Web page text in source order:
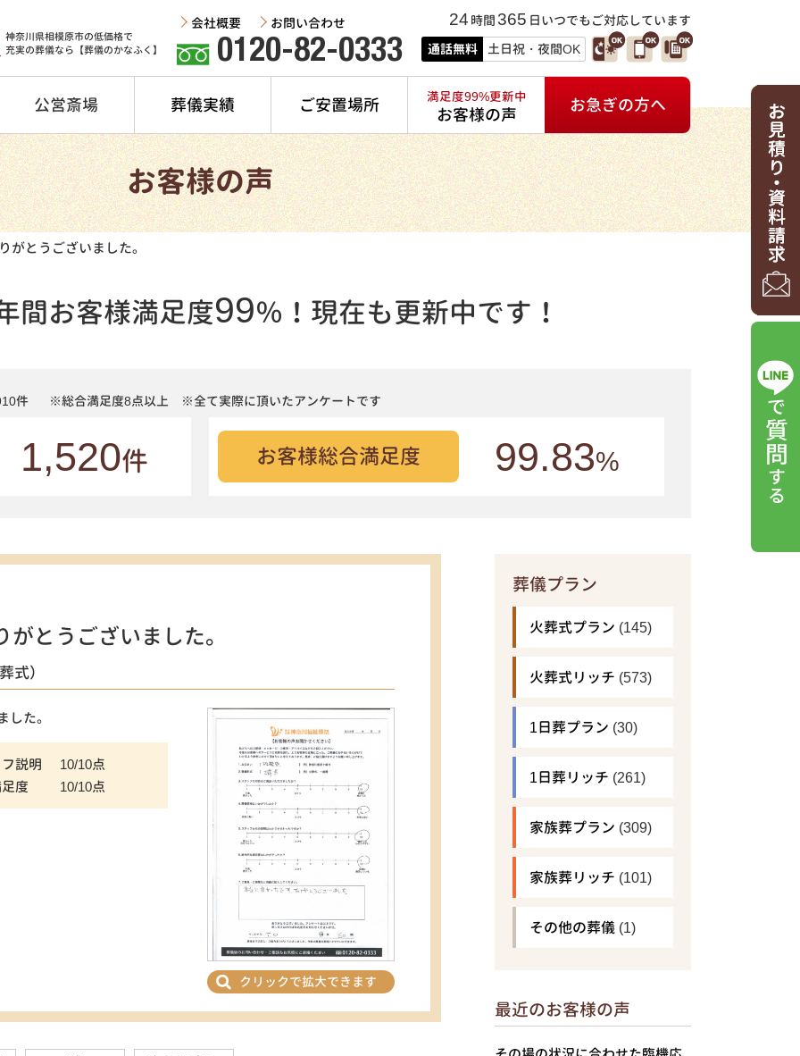
神奈川県相模原市の低価格で
充実の葬儀なら【葬儀のかなふく】
0120-82-0333
24 時間365 日いつでもご対応しています
通話無料 土日祝・夜間OK
会社概要 お問い合わせ
公営斎場 葬儀実績 ご安置場所 満足度99%更新中
お客様の声 お急ぎの方へ
お客様の声
がとうございました。
間お客様満足度99％！ 現在も更新中です！
件 ※総合満足度8点以上 ※全て実際に頂いたアンケートです
1,520件 お客様総合満足度 99.83%
とうございました。
式）
た。
説明
10/10点
度
10/10点
クリックで拡大できます
葬儀プラン
火葬式プラン (145)
火葬式リッチ (573)
1日葬プラン (30)
1日葬リッチ (261)
家族葬プラン (309)
家族葬リッチ (101)
その他の葬儀 (1)
最近のお客様の声